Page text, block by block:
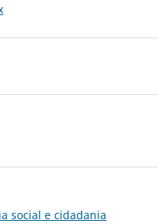
social e cidadania